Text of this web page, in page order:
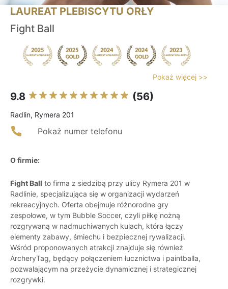
LAUREAT PLEBISCYTU ORŁY
Fight Ball
Pokaż więcej >>
9.8 (56)
Radlin, Rymera 201
Pokaż numer telefonu
O firmie:
Fight Ball to firma z siedzibą przy ulicy Rymera 201 w
Radlinie, specjalizująca się w organizacji wydarzeń
rekreacyjnych. Oferta obejmuje różnorodne gry
zespołowe, w tym Bubble Soccer, czyli piłkę nożną
rozgrywaną w nadmuchiwanych kulach, która łączy
elementy zabawy, śmiechu i bezpiecznej rywalizacji.
Wśród proponowanych atrakcji znajduje się również
ArcheryTag, będący połączeniem łucznictwa i paintballa,
pozwalającym na przeżycie dynamicznej i strategicznej
rozgrywki.